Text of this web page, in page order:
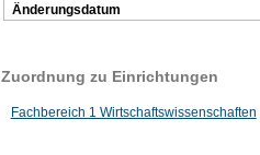
Änderungsdatum
Zuordnung zu Einrichtungen
Fachbereich 1 Wirtschaftswissenschaften